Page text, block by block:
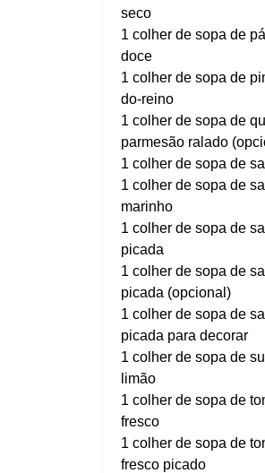
seco
1 colher de sopa de
doce
1 colher de sopa de
do-reino
1 colher de sopa de
parmesão ralado
1 colher de sopa de sal
1 colher de sopa de sal
marinho
1 colher de sopa de
picada
1 colher de sopa de
picada (opcional)
1 colher de sopa de
picada para decorar
1 colher de sopa de
limão
1 colher de sopa de
fresco
1 colher de sopa de
fresco picado